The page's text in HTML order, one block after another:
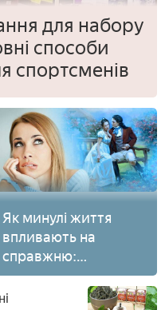
для набору
способи
спортсменів
Як минулі життя
впливають на
справжню:
кармічний код і
закон